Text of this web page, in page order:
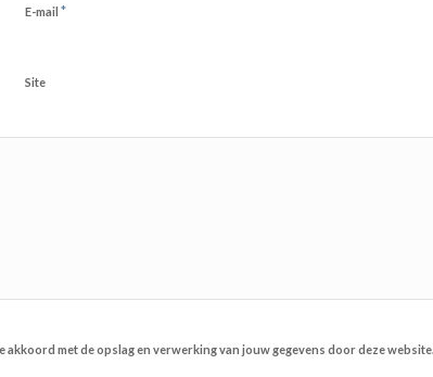
E-mail *
Site
met de opslag en verwerking van jouw gegevens door deze website.